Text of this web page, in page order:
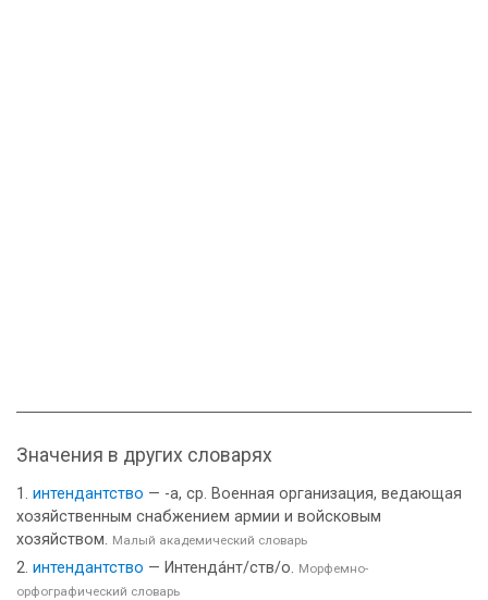
Значения в других словарях
интендантство — -а, ср. Военная организация, ведающая
хозяйственным снабжением армии и войсковым
хозяйством. Малый академический словарь
интендантство — Интенда́нт/ств/о. Морфемно-
орфографический словарь